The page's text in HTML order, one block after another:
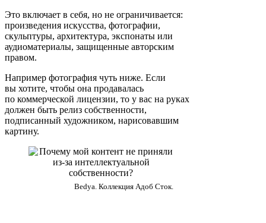
Это включает в себя, но не ограничивается:
произведения искусства, фотографии,
скульптуры, архитектура, экспонаты или
аудиоматериалы, защищенные авторским
правом.
Например фотография чуть ниже. Если
вы хотите, чтобы она продавалась
по коммерческой лицензии, то у вас на руках
должен быть релиз собственности,
подписанный художником, нарисовавшим
картину.
Bedya. Коллекция Адоб Сток.